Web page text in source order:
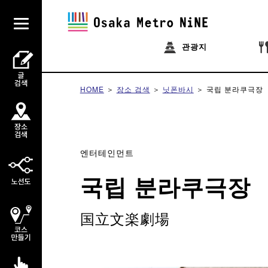
관광지
HOME 장소 검색 닛폰바시 국립 분라쿠극장
엔터테인먼트
국립 분라쿠극장
国立文楽劇場